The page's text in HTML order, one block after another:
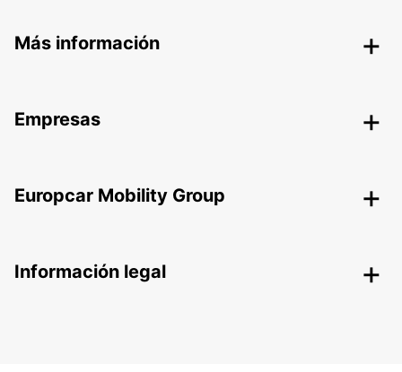
Más información
Empresas
Europcar Mobility Group
Información legal